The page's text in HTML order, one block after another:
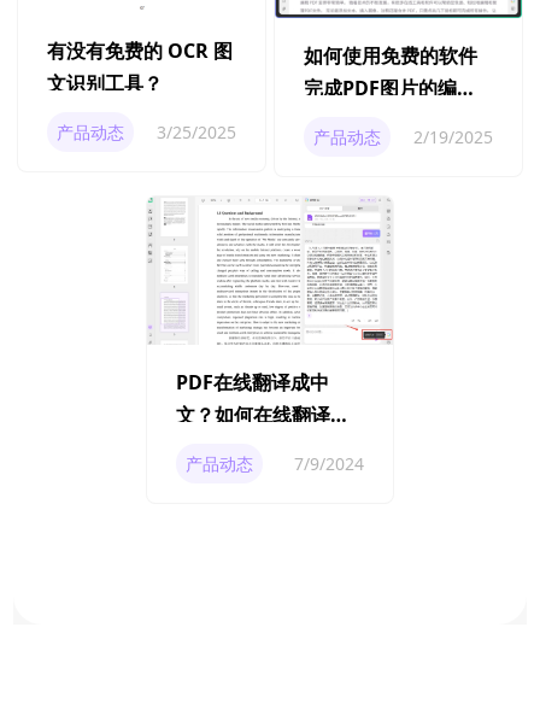
有没有免费的 OCR 图
文识别工具？
产品动态 3/25/2025
如何使用免费的软件
完成PDF图片的编
产品动态 2/19/2025
PDF在线翻译成中
文？如何在线翻译
产品动态 7/9/2024